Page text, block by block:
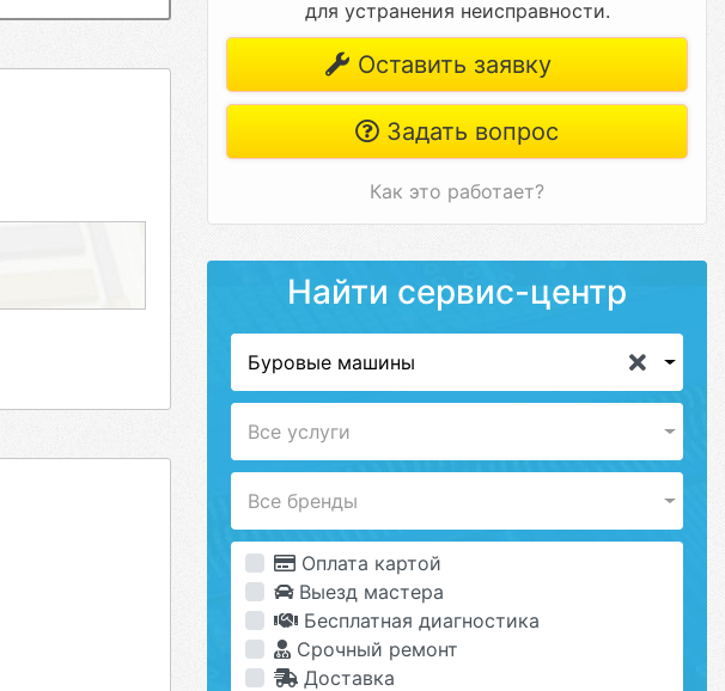
для устранения неисправности.
Оставить заявку
Задать вопрос
Как это работает?
Найти сервис-центр
Буровые машины
Все услуги
Все бренды
Оплата картой
Выезд мастера
Бесплатная диагностика
Срочный ремонт
Доставка